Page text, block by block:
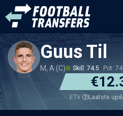
Guus Til
M, A (C) Skill: 74.5 Pot:
ETV Laatste